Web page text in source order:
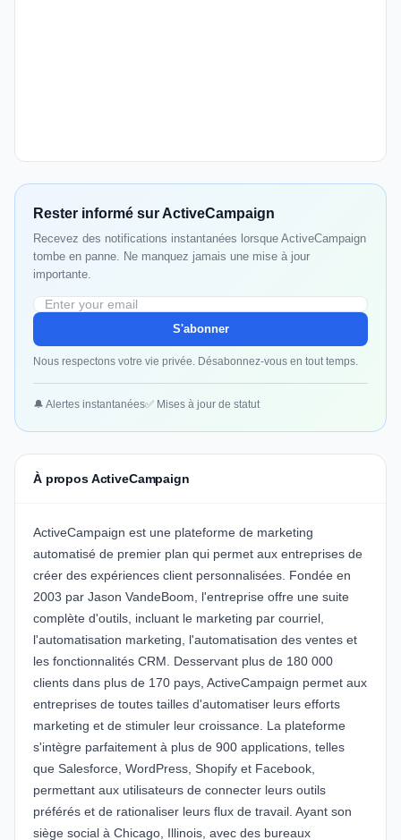
Rester informé sur ActiveCampaign
Recevez des notifications instantanées lorsque ActiveCampaign
tombe en panne. Ne manquez jamais une mise à jour
importante.
S'abonner
Nous respectons votre vie privée. Désabonnez-vous en tout temps.
🔔 Alertes instantanées✅ Mises à jour de statut
À propos ActiveCampaign
ActiveCampaign est une plateforme de marketing
automatisé de premier plan qui permet aux entreprises de
créer des expériences client personnalisées. Fondée en
2003 par Jason VandeBoom, l'entreprise offre une suite
complète d'outils, incluant le marketing par courriel,
l'automatisation marketing, l'automatisation des ventes et
les fonctionnalités CRM. Desservant plus de 180 000
clients dans plus de 170 pays, ActiveCampaign permet aux
entreprises de toutes tailles d'automatiser leurs efforts
marketing et de stimuler leur croissance. La plateforme
s'intègre parfaitement à plus de 900 applications, telles
que Salesforce, WordPress, Shopify et Facebook,
permettant aux utilisateurs de connecter leurs outils
préférés et de rationaliser leurs flux de travail. Ayant son
siège social à Chicago, Illinois, avec des bureaux